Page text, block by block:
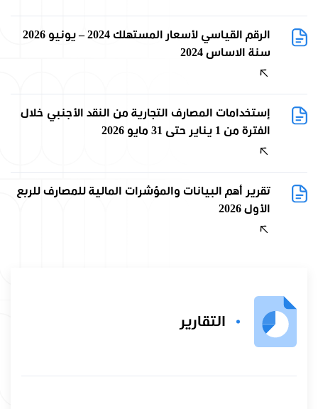
الرقم القياسي لأسعار المستهلك 2024 – يونيو 2026
سنة الاساس 2024
إستخدامات المصارف التجارية من النقد الأجنبي خلال
الفترة من 1 يناير حتى 31 مايو 2026
تقرير أهم البيانات والمؤشرات المالية للمصارف للربع
الأول 2026
التقارير